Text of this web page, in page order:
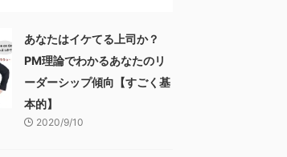
あなたはイケてる上司か？
PM理論でわかるあなたのリ
ーダーシップ傾向【すごく基
本的】
2020/9/10